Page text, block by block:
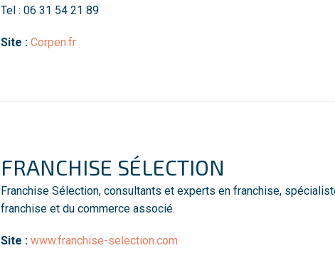
Tel : 06 31 54 21 89
Site : Corpen.fr
FRANCHISE SÉLECTION
Franchise Sélection, consultants et experts en franchise,
franchise et du commerce associé.
Site :www.franchise-selection.com